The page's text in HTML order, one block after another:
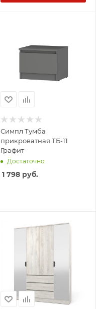
Симпл Тумба
прикроватная ТБ-11
Графит
Достаточно
1 798 руб.